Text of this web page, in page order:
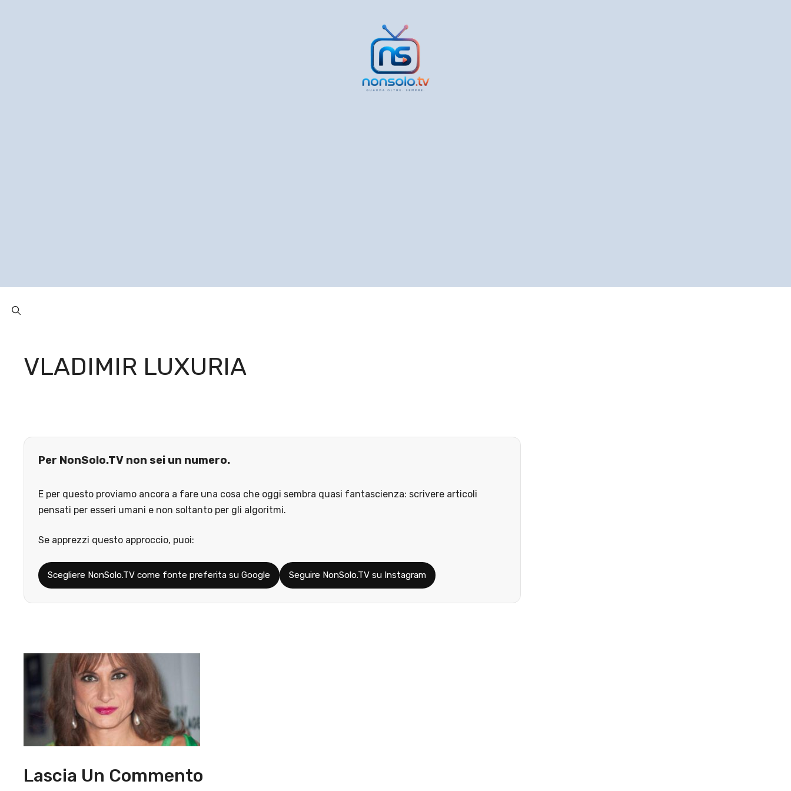
VLADIMIR LUXURIA
Per NonSolo.TV non sei un numero.
E per questo proviamo ancora a fare una cosa che oggi sembra quasi fantascienza: scrivere articoli
pensati per esseri umani e non soltanto per gli algoritmi.
Se apprezzi questo approccio, puoi:
Scegliere NonSolo.TV come fonte preferita su Google Seguire NonSolo.TV su Instagram
Lascia Un Commento